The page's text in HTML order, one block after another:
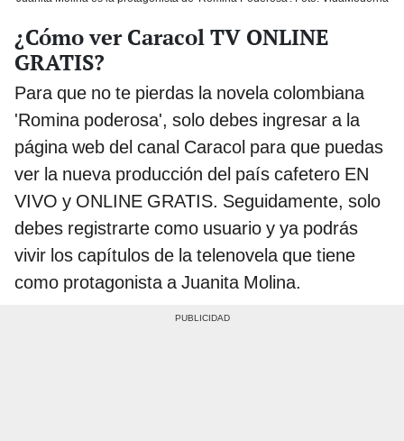
¿Cómo ver Caracol TV ONLINE
GRATIS?
Para que no te pierdas la novela colombiana
'Romina poderosa', solo debes ingresar a la
página web del canal Caracol para que puedas
ver la nueva producción del país cafetero EN
VIVO y ONLINE GRATIS. Seguidamente, solo
debes registrarte como usuario y ya podrás
vivir los capítulos de la telenovela que tiene
como protagonista a Juanita Molina.